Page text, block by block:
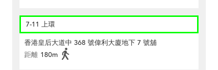
7-11 上環
香港皇后大道中 368 號偉利大廈地下 7 號舖
距離 180m